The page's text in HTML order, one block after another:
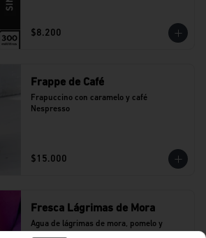
$8.200
Frappe de Café
Frapuccino con caramelo y café
Nespresso
$15.000
Fresca Lágrimas de Mora
Agua de lágrimas de mora, pomelo y